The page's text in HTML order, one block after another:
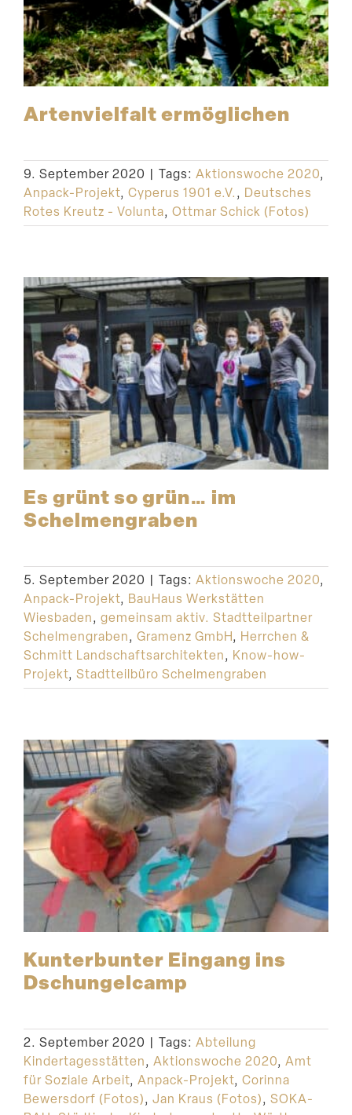
Arten­vielfalt ermöglichen
9. September 2020 | Tags: Aktionswoche 2020,
Anpack-Projekt, Cyperus 1901 e.V., Deutsches
Rotes Kreutz - Volunta, Ottmar Schick (Fotos)
Es grünt so grün… im
Schelmengraben
5. September 2020 | Tags: Aktionswoche 2020,
Anpack-Projekt, BauHaus Werkstätten
Wiesbaden, gemeinsam aktiv. Stadtteilpartner
Schelmengraben, Gramenz GmbH, Herrchen &
Schmitt Landschaftsarchitekten, Know-how-
Projekt, Stadtteilbüro Schelmengraben
Kunter­bunter Eingang ins
Dschungelcamp
2. September 2020 | Tags: Abteilung
Kindertagesstätten, Aktionswoche 2020, Amt
für Soziale Arbeit, Anpack-Projekt, Corinna
Bewersdorf (Fotos), Jan Kraus (Fotos), SOKA-